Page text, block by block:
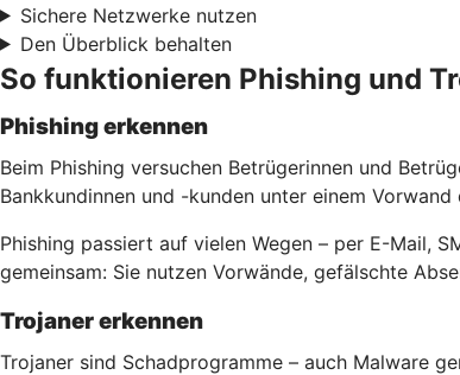
Sichere Netzwerke nutzen
Den Überblick behalten
So funktionieren Phishing und
Phishing erkennen
Beim Phishing versuchen Betrügerinnen und
Bankkundinnen und -kunden unter einem
Phishing passiert auf vielen Wegen – per E-Mail,
gemeinsam: Sie nutzen Vorwände, gefälschte
Trojaner erkennen
Trojaner sind Schadprogramme – auch Malware